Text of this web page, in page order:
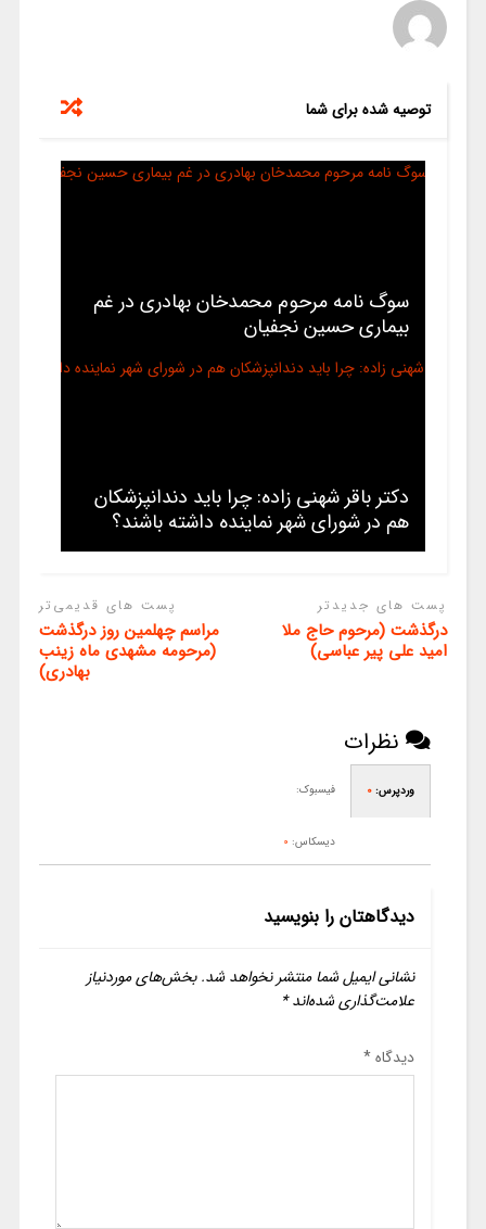
توصیه شده برای شما
ﺳﻮﮒ ﻧﺎﻣﻪ مرحوم ﻣﺤﻤﺪخان ﺑﻬﺎﺩﺭﯼ ﺩﺭ ﻏﻢ
بیماری ﺣﺴﯿﻦ ﻧﺠﻔﯿﺎﻥ
دکتر باقر شهنی زاده: چرا باید دندانپزشکان
هم در شورای شهر نماینده داشته باشند؟
پست های جدیدتر
درگذشت (مرحوم حاج ملا
امید علی پیر عباسی)
پست های قدیمی‌تر
مراسم چهلمین روز درگذشت
(مرحومه مشهدی ماه زینب
بهادری)
نظرات
وردپرس: 0 فیسبوک:
دیسکاس: 0
دیدگاهتان را بنویسید
نشانی ایمیل شما منتشر نخواهد شد. بخش‌های موردنیاز
علامت‌گذاری شده‌اند*
دیدگاه*